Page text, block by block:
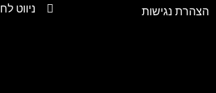
הצהרת נגישות
ניווט